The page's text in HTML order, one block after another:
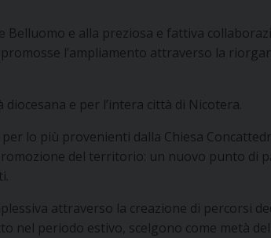
Belluomo e alla preziosa e fattiva
l’ampliamento attraverso la
e per l’intera città di Nicotera.
lo più provenienti dalla Chiesa
del territorio: un nuovo punto di
attraverso la creazione di percorsi
nel periodo estivo, scelgono come metà